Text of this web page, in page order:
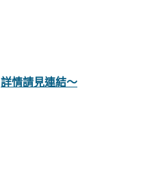
詳情請見連結～